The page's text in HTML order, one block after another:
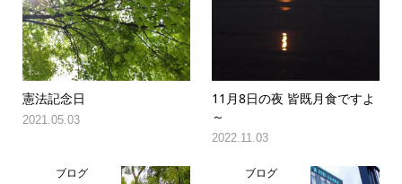
憲法記念日
2021.05.03
11月8日の夜 皆既月食ですよ
～
2022.11.03
ブログ ブログ